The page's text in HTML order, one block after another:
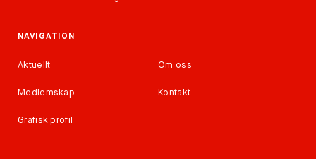
NAVIGATION
Aktuellt Om oss
Medlemskap Kontakt
Grafisk profil